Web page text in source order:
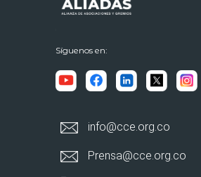
Síguenos en:
info@cce.org.co
Prensa@cce.org.co